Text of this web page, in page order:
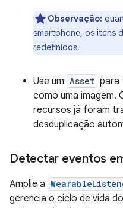
Observação:
smartphone, os itens
redefinidos.
Use um Asset para
como uma imagem.
recursos já foram
desduplicação
Detectar eventos
Amplie a
gerencia o ciclo de vida do